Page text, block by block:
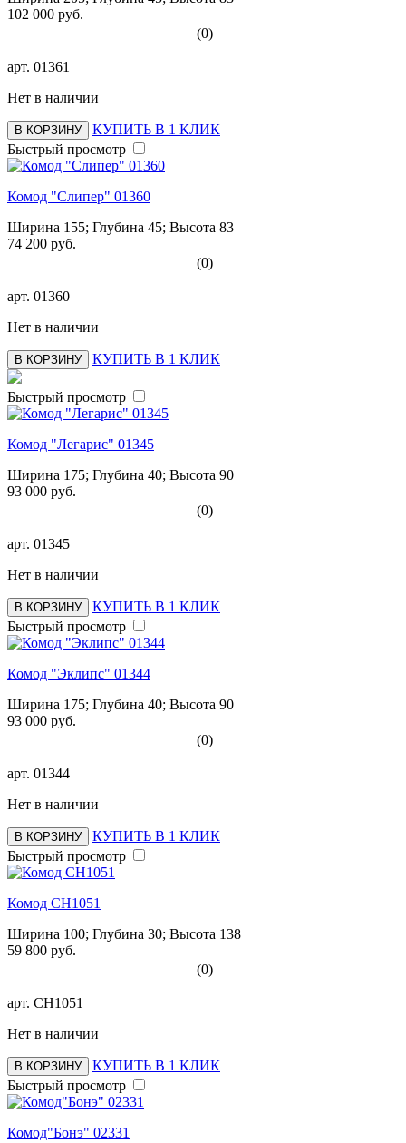
102 000 руб.
(0)
арт. 01361
Нет в наличии
В КОРЗИНУ
КУПИТЬ В 1 КЛИК
Быстрый просмотр
Комод "Слипер" 01360
Ширина 155; Глубина 45; Высота 83
74 200 руб.
(0)
арт. 01360
Нет в наличии
В КОРЗИНУ КУПИТЬ В 1 КЛИК
Быстрый просмотр
Комод "Легарис" 01345
Ширина 175; Глубина 40; Высота 90
93 000 руб.
(0)
арт. 01345
Нет в наличии
В КОРЗИНУ
КУПИТЬ В 1 КЛИК
Быстрый просмотр
Комод "Эклипс" 01344
Ширина 175; Глубина 40; Высота 90
93 000 руб.
(0)
арт. 01344
Нет в наличии
В КОРЗИНУ
КУПИТЬ В 1 КЛИК
Быстрый просмотр
Комод СН1051
Ширина 100; Глубина 30; Высота 138
59 800 руб.
(0)
арт. СН1051
Нет в наличии
В КОРЗИНУ
КУПИТЬ В 1 КЛИК
Быстрый просмотр
Комод"Бонэ" 02331